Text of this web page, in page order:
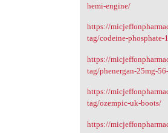
hemi-engine/
https://
tag/codeine-phosphate-
https://
tag/phenergan-25mg-
https://
tag/ozempic-uk-boots/
https://